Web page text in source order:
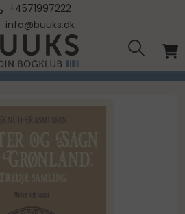
+4571997222
info@buuks.dk
Tredje samling